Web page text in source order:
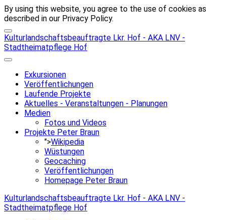
By using this website, you agree to the use of cookies as
described in our Privacy Policy.
Kulturlandschaftsbeauftragte Lkr. Hof - AKA LNV -
Stadtheimatpflege Hof
Exkursionen
Veröffentlichungen
Laufende Projekte
Aktuelles - Veranstaltungen - Planungen
Medien
Fotos und Videos
Projekte Peter Braun
">Wikipedia
Wüstungen
Geocaching
Veröffentlichungen
Homepage Peter Braun
Kulturlandschaftsbeauftragte Lkr. Hof - AKA LNV -
Stadtheimatpflege Hof